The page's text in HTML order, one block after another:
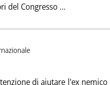
del Congresso ...
di aiutare l'ex